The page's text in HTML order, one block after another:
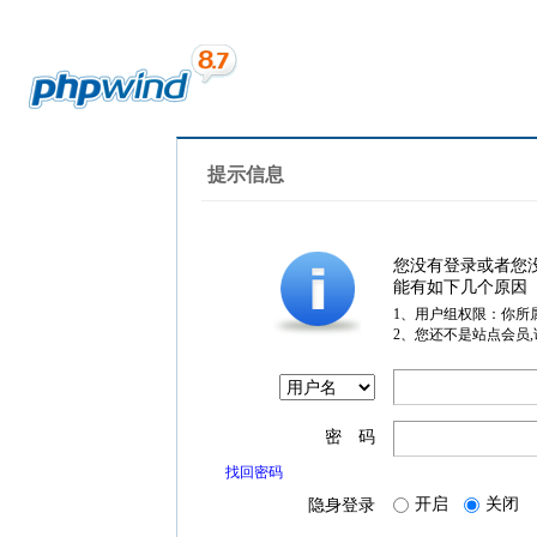
提示信息
您没有登录或者您
能有如下几个原因
1、用户组权限：你所
2、您还不是站点会员
密 码
找回密码
隐身登录 开启 关闭